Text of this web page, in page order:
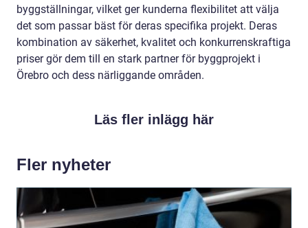
byggställningar, vilket ger kunderna flexibilitet att välja
det som passar bäst för deras specifika projekt. Deras
kombination av säkerhet, kvalitet och konkurrenskraftiga
priser gör dem till en stark partner för byggprojekt i
Örebro och dess närliggande områden.
Läs fler inlägg här
Fler nyheter